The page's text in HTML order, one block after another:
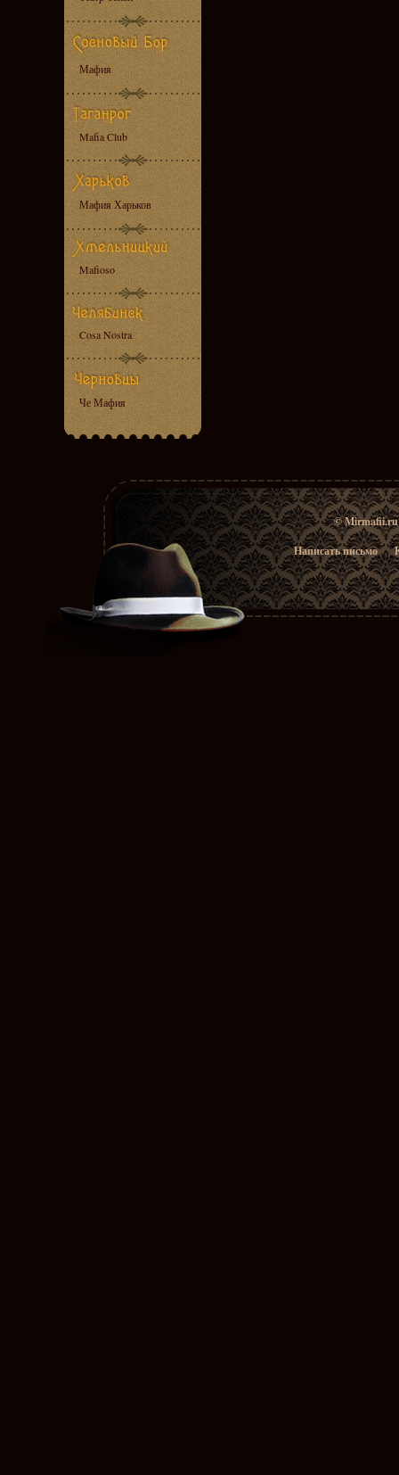
Мафия
Mafia Club
Мафия Харьков
Mafioso
Cosa Nostra
Че Мафия
© Mirmafii.ru
Написать письмо